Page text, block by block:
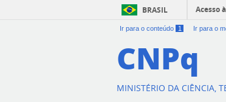
BRASIL Acesso
Ir para o conteúdo 1 Ir para o
CNPq
MINISTÉRIO DA CIÊNCIA,